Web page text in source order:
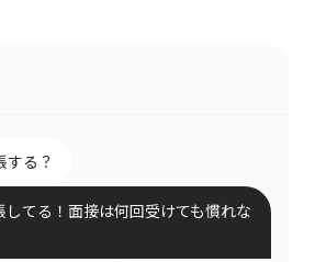
する？
してる！面接は何回受けても慣れな